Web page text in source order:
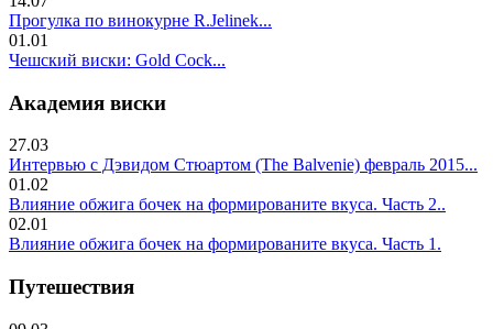
Прогулка по винокурне R.Jelinek...
01.01
Чешский виски: Gold Cock...
Академия виски
27.03
Интервью с Дэвидом Стюартом (The Balvenie) февраль 2015...
01.02
Влияние обжига бочек на формированите вкуса. Часть 2..
02.01
Влияние обжига бочек на формированите вкуса. Часть 1.
Путешествия